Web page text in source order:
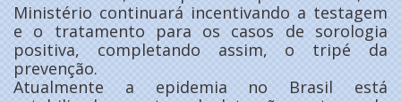
Ministério continuará incentivando a testagem
e o tratamento para os casos de sorologia
positiva, completando assim, o tripé da
prevenção.
Atualmente a epidemia no Brasil está